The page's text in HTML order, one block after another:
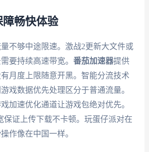
障畅快体验
不够中途限速。激战2更新大文件或
要持续高速带宽。 番茄加速器提供
月度上限随意开黑。智能分流技术
戏数据优先处理区分于普通流量。
加速优化通道让游戏包绝对优先。
保证上传下载不卡顿。玩蛋仔派对在
作像在中国一样。